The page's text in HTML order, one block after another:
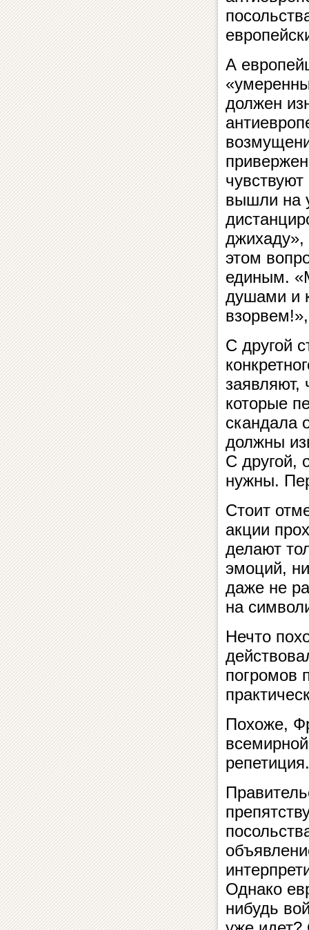
А
должен
вышли на
этом
единым.
душами и
С другой
заявляют,
которые
скандала
должны
С другой,
нужны.
Стоит
акции
делают
эмоций,
даже не
на
Нечто
погромов
Похоже,
репетиция.
Однако
нибудь